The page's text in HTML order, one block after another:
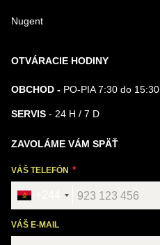
Nugent
OTVÁRACIE HODINY
OBCHOD - PO-PIA 7:30 do 15:30
SERVIS - 24 H / 7 D
ZAVOLÁME VÁM SPÄŤ
VÁŠ TELEFÓN
VÁŠ E-MAIL